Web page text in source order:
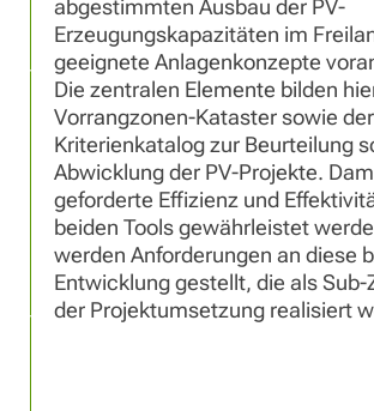
abgestimmten Ausbau der PV-
Erzeugungskapazitäten im
geeignete Anlagenkonzepte
Die zentralen Elemente bilden
Vorrangzonen-Kataster sowie der
Kriterienkatalog zur Beurteilung
Abwicklung der PV-Projekte.
geforderte Effizienz und
beiden Tools gewährleistet
werden Anforderungen an diese
Entwicklung gestellt, die als Sub-
der Projektumsetzung realisiert